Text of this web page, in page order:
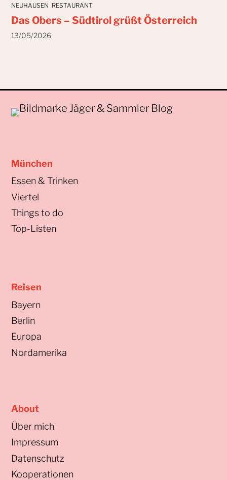
NEUHAUSEN RESTAURANT
Das Obers – Südtirol grüßt Österreich
13/05/2026
München
Essen & Trinken
Viertel
Things to do
Top-Listen
Reisen
Bayern
Berlin
Europa
Nordamerika
About
Über mich
Impressum
Datenschutz
Kooperationen